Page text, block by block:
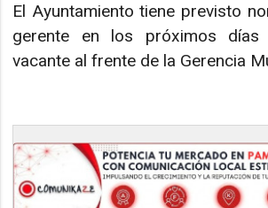
El Ayuntamiento tiene previsto
gerente en los próximos
vacante al frente de la Gerencia